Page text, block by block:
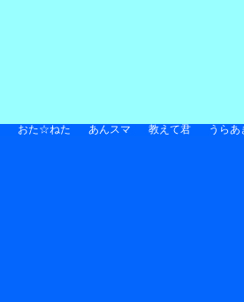
おた☆ねた あんスマ 教えて君 うらあ